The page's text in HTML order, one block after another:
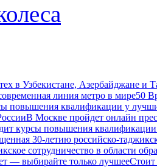
в Узбекистане, Азербайджане
линия метро в мире50
повышения квалификации у
В Москве пройдет онлайн
курсы повышения квалификации
30-летию российско-
сотрудничество в области
— выбирайте только лучшееСтоит